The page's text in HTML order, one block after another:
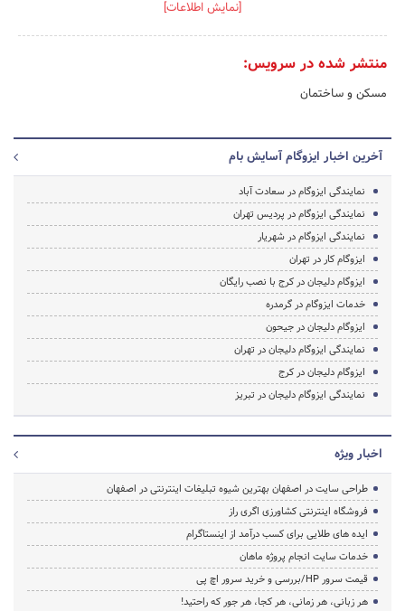
[نمایش اطلاعات]
منتشر شده در سرویس:
مسکن و ساختمان
آخرین اخبار ایزوگام آسایش بام
نمایندگی ایزوگام در سعادت آباد
نمایندگی ایزوگام در پردیس تهران
نمایندگی ایزوگام در شهریار
ایزوگام کار در تهران
ایزوگام دلیجان در کرج با نصب رایگان
خدمات ایزوگام در گرمدره
ایزوگام دلیجان در جیحون
نمایندگی ایزوگام دلیجان در تهران
ایزوگام دلیجان در کرج
نمایندگی ایزوگام دلیجان در تبریز
اخبار ویژه
طراحی سایت در اصفهان بهترین شیوه تبلیغات اینترنتی در اصفهان
فروشگاه اینترنتی کشاورزی اگری راز
ایده های طلایی برای کسب درآمد از اینستاگرام
خدمات سایت انجام پروژه ماهان
قیمت سرور HP/بررسی و خرید سرور اچ پی
هر زبانی، هر زمانی، هر کجا، هر جور که راحتید!